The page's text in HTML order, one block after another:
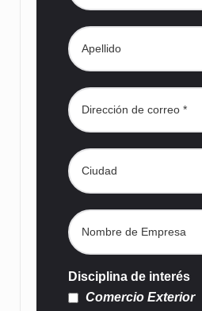
Disciplina de interés
Comercio Exterior